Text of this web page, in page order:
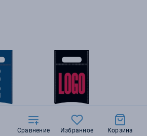
Сравнение Избранное Корзина